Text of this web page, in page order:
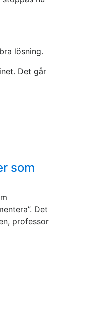
lösning.
Det går
som
Det
professor